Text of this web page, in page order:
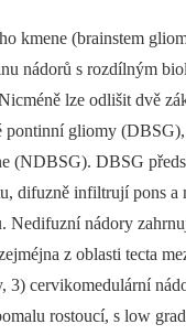
kmene (brainstem
nádorů s rozdílným
lze odlišit dvě
pontinní gliomy
(NDBSG). DBSG
difuzně infiltrují pons a
Nedifuzní nádory
z oblasti tecta
3) cervikomedulární
rostoucí, s low